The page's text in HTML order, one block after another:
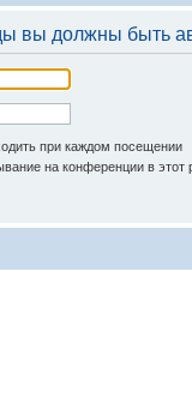
вы должны быть
при каждом посещении
на конференции в этот